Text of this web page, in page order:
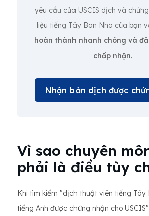
yêu cầu của USCIS dịch và
liệu tiếng Tây Ban Nha của bạn
hoàn thành nhanh chóng và
chấp nhận.
Nhận bản dịch được
Vì sao chuyên
phải là điều tùy
Khi tìm kiếm "dịch thuật viên tiếng Tây
tiếng Anh được chứng nhận cho